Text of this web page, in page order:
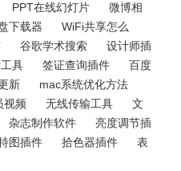
PPT在线幻灯片
微博相
下载器
WiFi共享怎么
谷歌学术搜索
设计师插
具 签证查询插件
百度
新
mac系统优化方法
视频 无线传输工具
文
杂志制作软件
亮度调节插
图插件 拾色器插件
表